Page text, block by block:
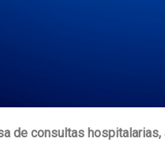
de consultas